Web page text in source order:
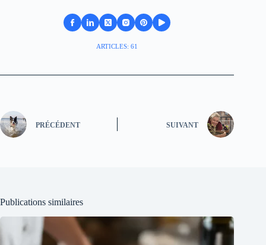
ARTICLES: 61
PRÉCÉDENT SUIVANT
Publications similaires